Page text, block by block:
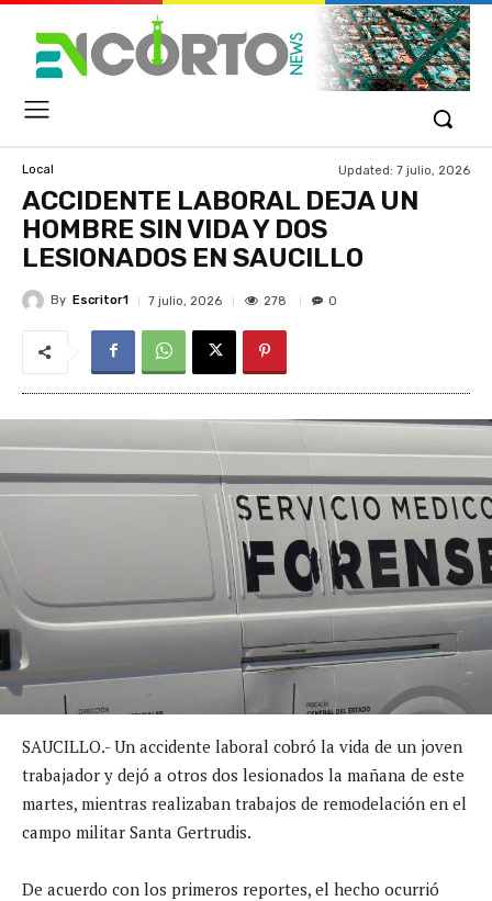
Local Updated: 7 julio, 2026
ACCIDENTE LABORAL DEJA UN
HOMBRE SIN VIDA Y DOS
LESIONADOS EN SAUCILLO
By Escritor1 7 julio, 2026 278 0
SAUCILLO.- Un accidente laboral cobró la vida de un joven
trabajador y dejó a otros dos lesionados la mañana de este
martes, mientras realizaban trabajos de remodelación en el
campo militar Santa Gertrudis.
De acuerdo con los primeros reportes, el hecho ocurrió